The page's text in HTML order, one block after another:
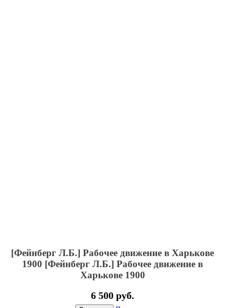
[Фейнберг Л.Б.] Рабочее движение в Харькове
1900 [Фейнберг Л.Б.] Рабочее движение в
Харькове 1900
6 500 руб.